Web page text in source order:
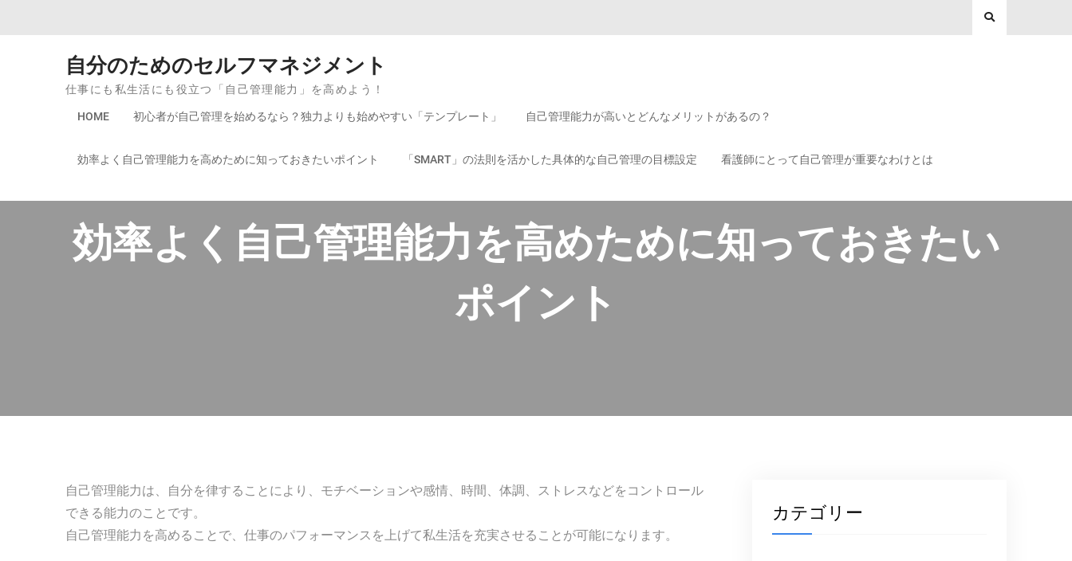
自分のためのセルフマネジメント
仕事にも私生活にも役立つ「自己管理能力」を高めよう！
HOME 初心者が自己管理を始めるなら？独力よりも始めやすい「テンプレート」 自己管理能力が高いとどんなメリットがあるの？
効率よく自己管理能力を高めために知っておきたいポイント 「SMART」の法則を活かした具体的な自己管理の目標設定 看護師にとって自己管理が重要なわけとは
効率よく自己管理能力を高めために知っておきたい
ポイント
自己管理能力は、自分を律することにより、モチベーションや感情、時間、体調、ストレスなどをコントロール
できる能力のことです。
自己管理能力を高めることで、仕事のパフォーマンスを上げて私生活を充実させることが可能になります。
カテゴリー